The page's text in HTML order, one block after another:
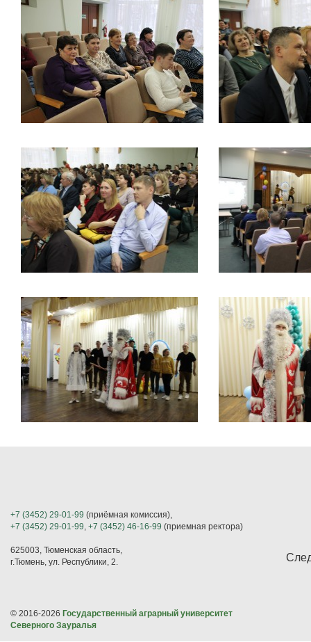
+7 (3452) 29-01-99 (приёмная комиссия),
+7 (3452) 29-01-99, +7 (3452) 46-16-99 (приемная ректора)
625003, Тюменская область,
г.Тюмень, ул. Республики, 2.
© 2016-2026 Государственный аграрный университет
Северного Зауралья